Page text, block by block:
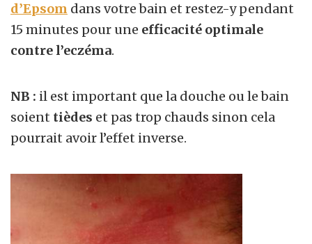
d’Epsom dans votre bain et restez-y pendant
15 minutes pour une efficacité optimale
contre l’eczéma.
NB : il est important que la douche ou le bain
soient tièdes et pas trop chauds sinon cela
pourrait avoir l’effet inverse.